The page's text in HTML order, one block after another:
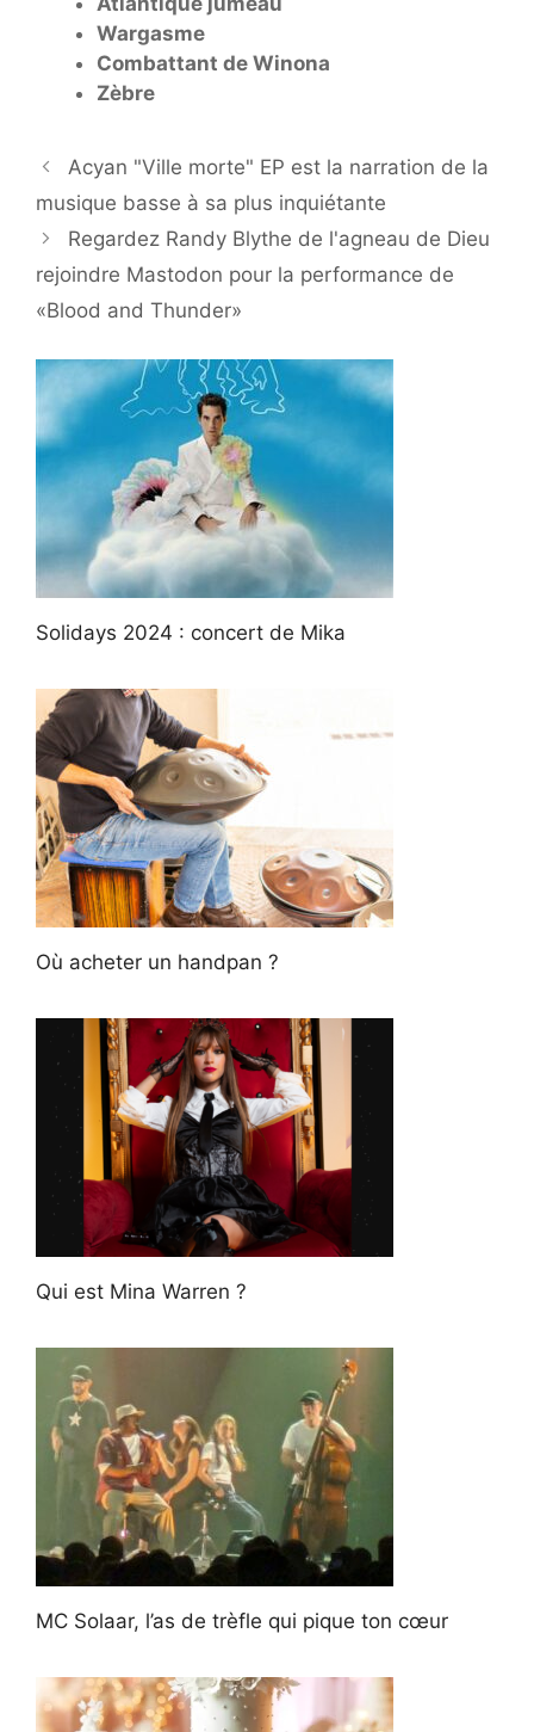
Wargasme
Combattant de Winona
Zèbre
Acyan "Ville morte" EP est la narration de la
musique basse à sa plus inquiétante
Regardez Randy Blythe de l'agneau de Dieu
rejoindre Mastodon pour la performance de
«Blood and Thunder»
Solidays 2024 : concert de Mika
Où acheter un handpan ?
Qui est Mina Warren ?
MC Solaar, l’as de trèfle qui pique ton cœur